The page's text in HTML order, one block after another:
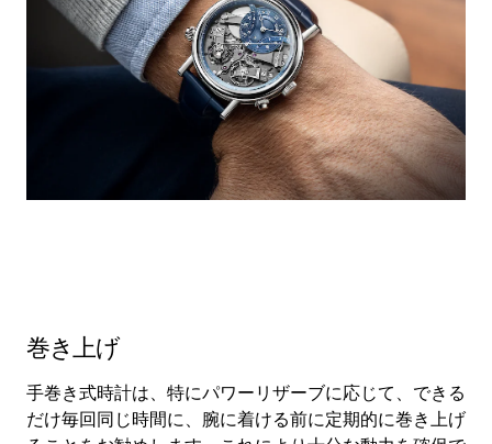
巻き上げ
手巻き式時計は、特にパワーリザーブに応じて、できる
だけ毎回同じ時間に、腕に着ける前に定期的に巻き上げ